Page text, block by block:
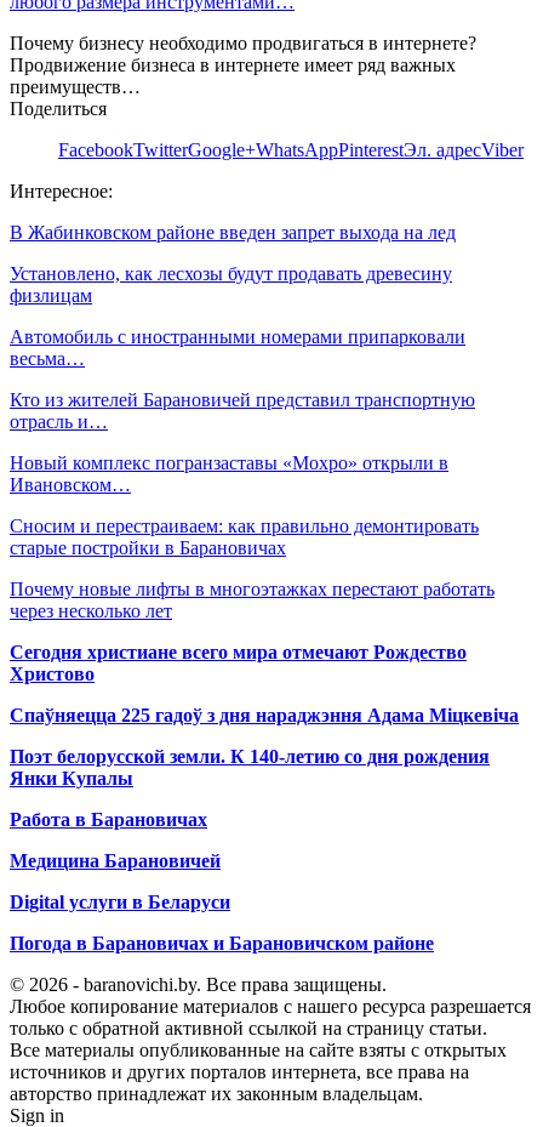
Почему бизнесу необходимо продвигаться в интернете?
Продвижение бизнеса в интернете имеет ряд важных
преимуществ…
Поделиться
FacebookTwitterGoogle+WhatsAppPinterestЭл. адресViber
Интересное:
В Жабинковском районе введен запрет выхода на лед
Установлено, как лесхозы будут продавать древесину
физлицам
Автомобиль с иностранными номерами припарковали
весьма…
Кто из жителей Барановичей представил транспортную
отрасль и…
Новый комплекс погранзаставы «Мохро» открыли в
Ивановском…
Сносим и перестраиваем: как правильно демонтировать
старые постройки в Барановичах
Почему новые лифты в многоэтажках перестают работать
через несколько лет
Сегодня христиане всего мира отмечают Рождество
Христово
Спаўняецца 225 гадоў з дня нараджэння Адама Міцкевіча
Поэт белорусской земли. К 140-летию со дня рождения
Янки Купалы
Работа в Барановичах
Медицина Барановичей
Digital услуги в Беларуси
Погода в Барановичах и Барановичском районе
© 2026 - baranovichi.by. Все права защищены.
Любое копирование материалов с нашего ресурса разрешается
только с обратной активной ссылкой на страницу статьи.
Все материалы опубликованные на сайте взяты с открытых
источников и других порталов интернета, все права на
авторство принадлежат их законным владельцам.
Sign in